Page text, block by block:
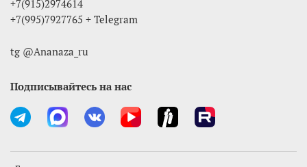
+7(915)2974614
+7(995)7927765 + Telegram
tg @Ananaza_ru
Подписывайтесь на нас